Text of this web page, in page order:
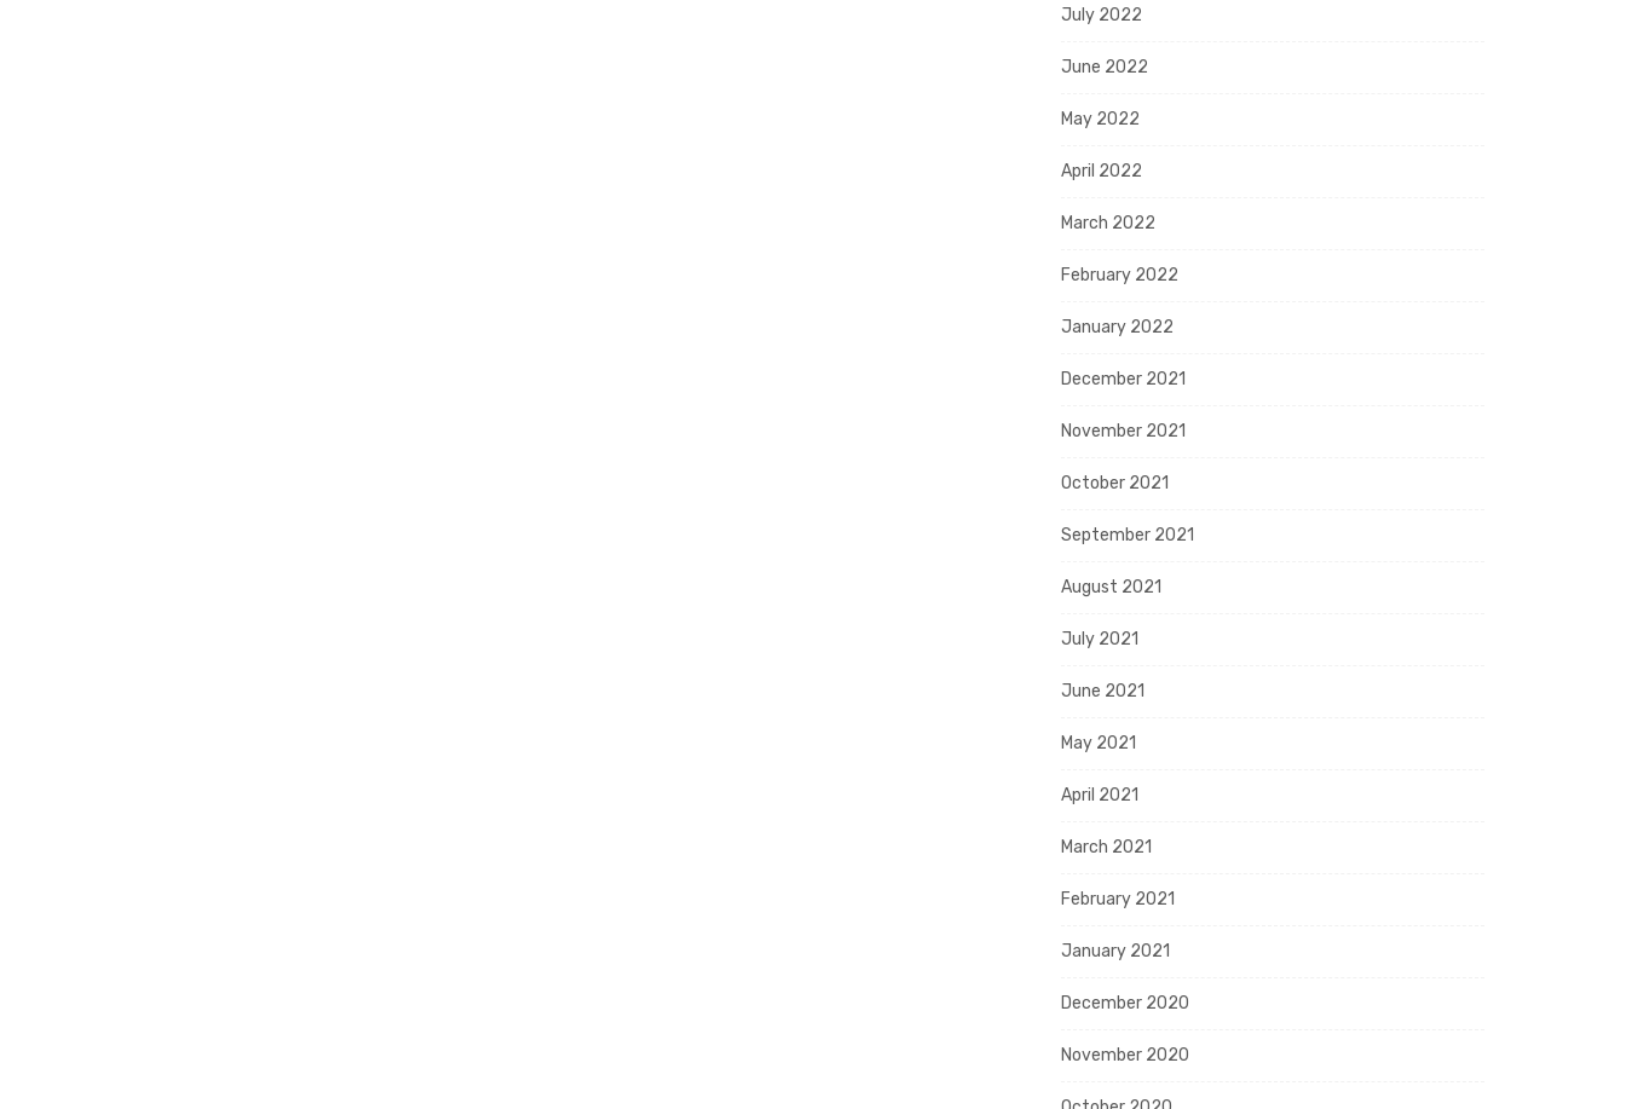
July 2022
June 2022
May 2022
April 2022
March 2022
February 2022
January 2022
December 2021
November 2021
October 2021
September 2021
August 2021
July 2021
June 2021
May 2021
April 2021
March 2021
February 2021
January 2021
December 2020
November 2020